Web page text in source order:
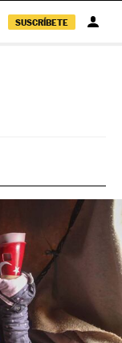
SUSCRÍBETE